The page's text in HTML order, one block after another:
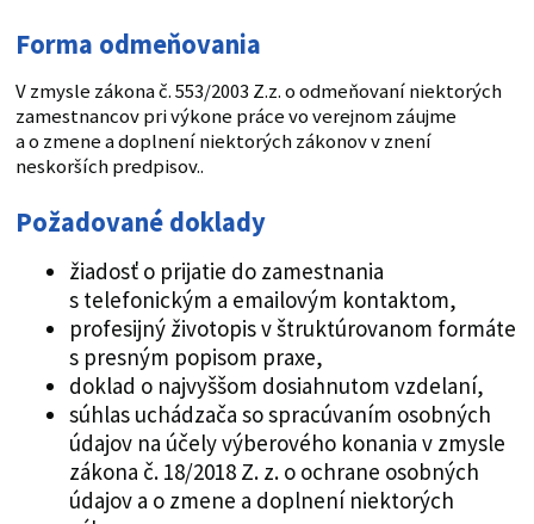
Forma odmeňovania
V zmysle zákona č. 553/2003 Z.z. o odmeňovaní niektorých
zamestnancov pri výkone práce vo verejnom záujme
a o zmene a doplnení niektorých zákonov v znení
neskorších predpisov..
Požadované doklady
žiadosť o prijatie do zamestnania
s telefonickým a emailovým kontaktom,
profesijný životopis v štruktúrovanom formáte
s presným popisom praxe,
doklad o najvyššom dosiahnutom vzdelaní,
súhlas uchádzača so spracúvaním osobných
údajov na účely výberového konania v zmysle
zákona č. 18/2018 Z. z. o ochrane osobných
údajov a o zmene a doplnení niektorých